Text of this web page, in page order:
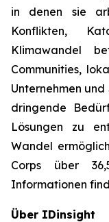
in denen sie
Konflikten,
Klimawandel
Communities,
Unternehmen
dringende
Lösungen zu
Wandel
Corps über
Informationen
Über IDinsight